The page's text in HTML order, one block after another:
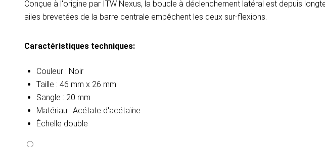
Conçue à l'origine par ITW Nexus, la boucle à déclenchement latéral est depuis
ailes brevetées de la barre centrale empêchent les deux sur-flexions.
Caractéristiques techniques:
Couleur : Noir
Taille : 46 mm x 26 mm
Sangle : 20 mm
Matériau : Acétate d'acétaïne
Échelle double